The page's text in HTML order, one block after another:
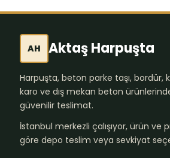
AH Aktaş Harpuşta
Harpuşta, beton parke taşı, bordür,
karo ve dış mekan beton
güvenilir teslimat.
İstanbul merkezli çalışıyor, ürün ve
göre depo teslim veya sevkiyat